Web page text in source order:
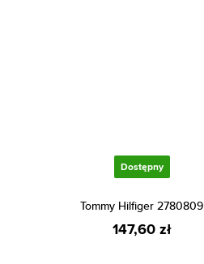
Dostępny
Tommy Hilfiger 2780809
147,60 zł